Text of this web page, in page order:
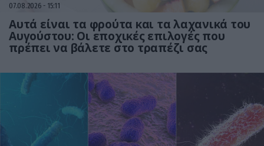
07.08.2026 15:11
Αυτά είναι τα φρούτα και τα λαχανικά του
Αυγούστου: Οι εποχικές επιλογές που
πρέπει να βάλετε στο τραπέζι σας